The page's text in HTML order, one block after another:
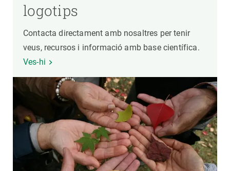
logotips
Contacta directament amb nosaltres per tenir
veus, recursos i informació amb base científica.
Ves-hi